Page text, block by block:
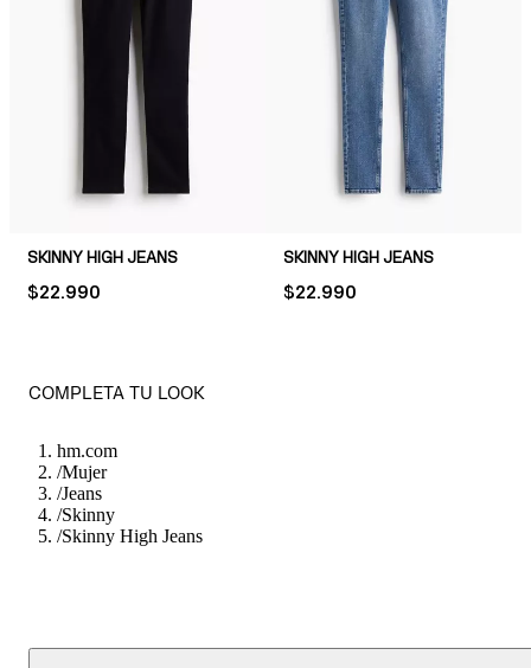
SKINNY HIGH JEANS
PRICE:
$22.990
SKINNY HIGH JEANS
PRICE:
$22.990
COMPLETA TU LOOK
hm.com
/Mujer
/Jeans
/Skinny
/Skinny High Jeans